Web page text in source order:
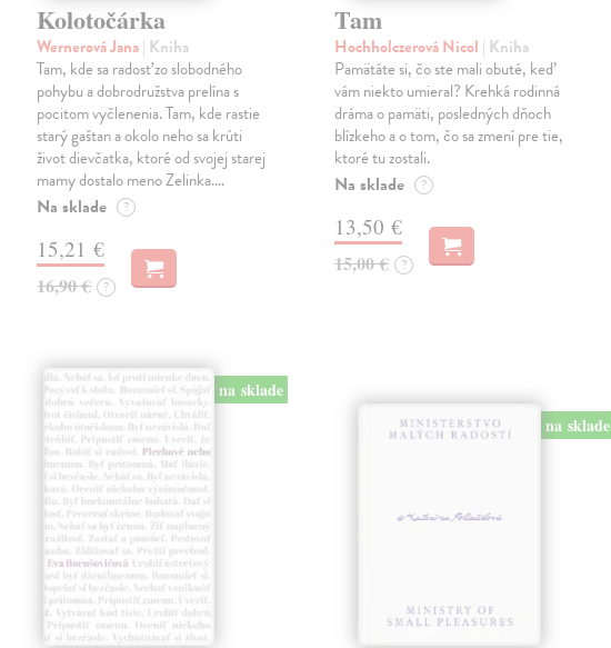
Kolotočárka
Wernerová Jana| Kniha
Tam, kde sa radosť zo slobodného
pohybu a dobrodružstva prelína s
pocitom vyčlenenia. Tam, kde rastie
starý gaštan a okolo neho sa krúti
život dievčatka, ktoré od svojej starej
mamy dostalo meno Zelinka.…
Na sklade ?
15,21 €
16,90 € ?
Tam
Hochholczerová Nicol | Kniha
Pamätáte si, čo ste mali obuté, keď
vám niekto umieral? Krehká rodinná
dráma o pamäti, posledných dňoch
blízkeho a o tom, čo sa zmení pre tie,
ktoré tu zostali.
Na sklade ?
13,50 €
15,00 € ?
na sklade
na sklade